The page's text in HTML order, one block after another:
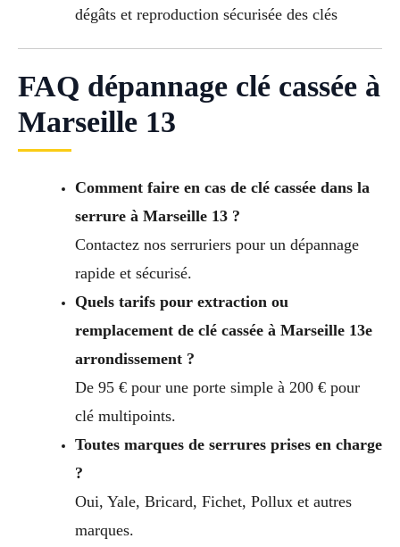
dégâts et reproduction sécurisée des clés
FAQ dépannage clé cassée à
Marseille 13
Comment faire en cas de clé cassée dans la
serrure à Marseille 13 ?
Contactez nos serruriers pour un dépannage
rapide et sécurisé.
Quels tarifs pour extraction ou
remplacement de clé cassée à Marseille 13e
arrondissement ?
De 95 € pour une porte simple à 200 € pour
clé multipoints.
Toutes marques de serrures prises en charge
?
Oui, Yale, Bricard, Fichet, Pollux et autres
marques.